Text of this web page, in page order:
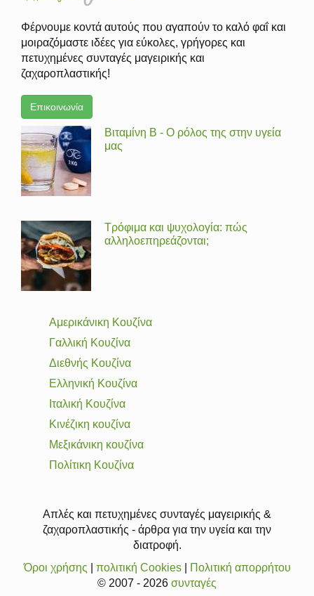
Φέρνουμε κοντά αυτούς που αγαπούν το καλό φαΐ και
μοιραζόμαστε ιδέες για εύκολες, γρήγορες και
πετυχημένες συνταγές μαγειρικής και
ζαχαροπλαστικής!
Επικοινωνία
Βιταμίνη Β - Ο ρόλος της στην υγεία
μας
Τρόφιμα και ψυχολογία: πώς
αλληλοεπηρεάζονται;
Αμερικάνικη Κουζίνα
Γαλλική Κουζίνα
Διεθνής Κουζίνα
Ελληνική Κουζίνα
Ιταλική Κουζίνα
Κινέζικη κουζίνα
Μεξικάνικη κουζίνα
Πολίτικη Κουζίνα
Απλές και πετυχημένες συνταγές μαγειρικής &
ζαχαροπλαστικής - άρθρα για την υγεία και την
διατροφή.
Όροι χρήσης
πολιτική Cookies|
Πολιτική απορρήτου
© 2007 - 2026 συνταγές